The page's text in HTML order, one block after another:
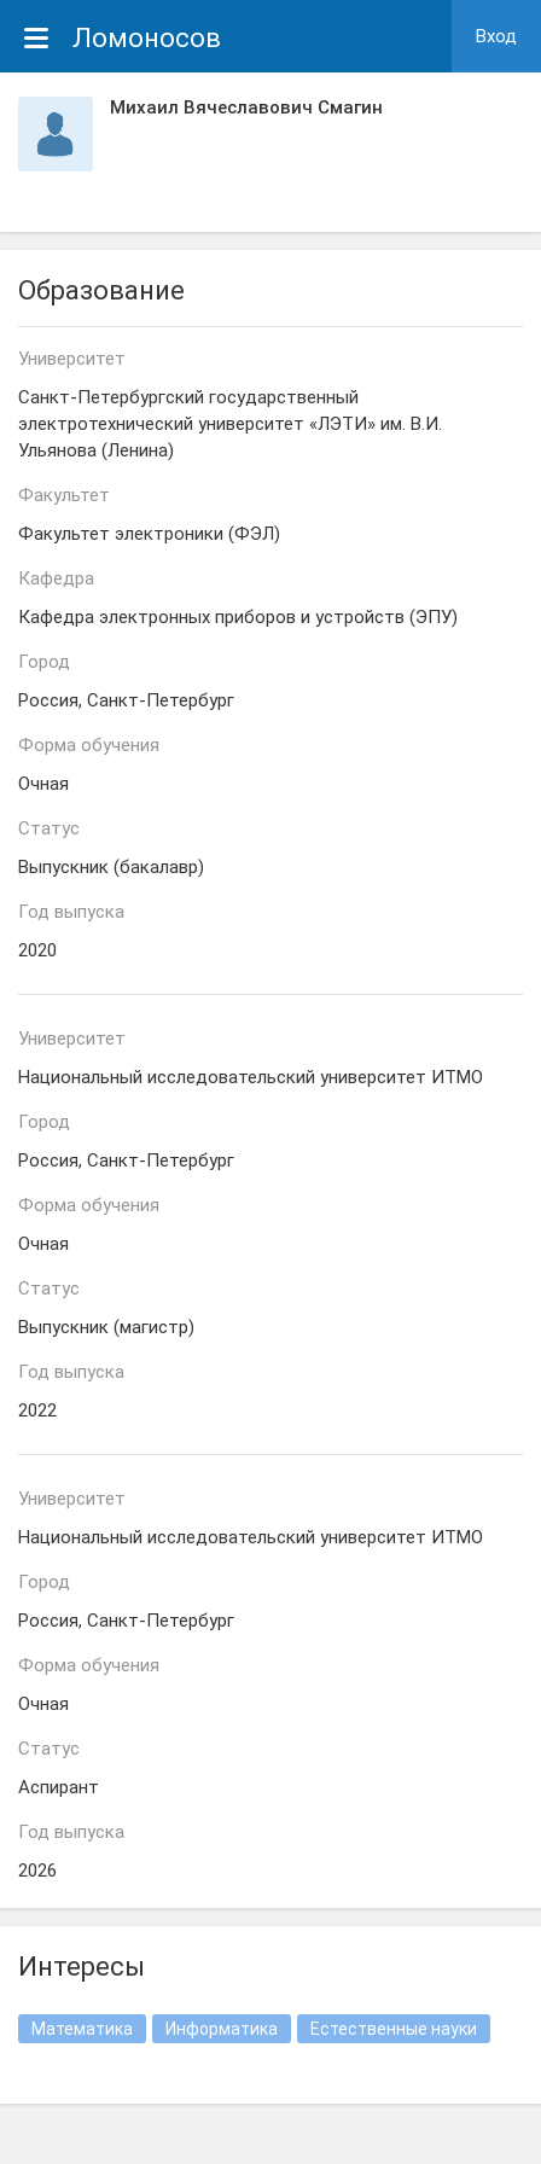
Ломоносов Вход
Михаил Вячеславович Смагин
Образование
Университет
Санкт-Петербургский государственный
электротехнический университет «ЛЭТИ» им. В.И.
Ульянова (Ленина)
Факультет
Факультет электроники (ФЭЛ)
Кафедра
Кафедра электронных приборов и устройств (ЭПУ)
Город
Россия, Санкт-Петербург
Форма обучения
Очная
Статус
Выпускник (бакалавр)
Год выпуска
2020
Университет
Национальный исследовательский университет ИТМО
Город
Россия, Санкт-Петербург
Форма обучения
Очная
Статус
Выпускник (магистр)
Год выпуска
2022
Университет
Национальный исследовательский университет ИТМО
Город
Россия, Санкт-Петербург
Форма обучения
Очная
Статус
Аспирант
Год выпуска
2026
Интересы
Математика Информатика Естественные науки